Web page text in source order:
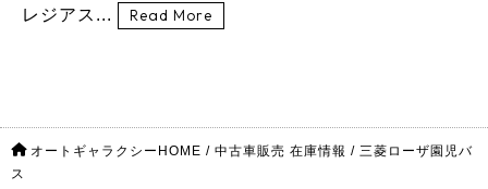
レジアス...
Read More
オートギャラクシーHOME / 中古車販売 在庫情報 / 三菱ローザ園児バ
ス